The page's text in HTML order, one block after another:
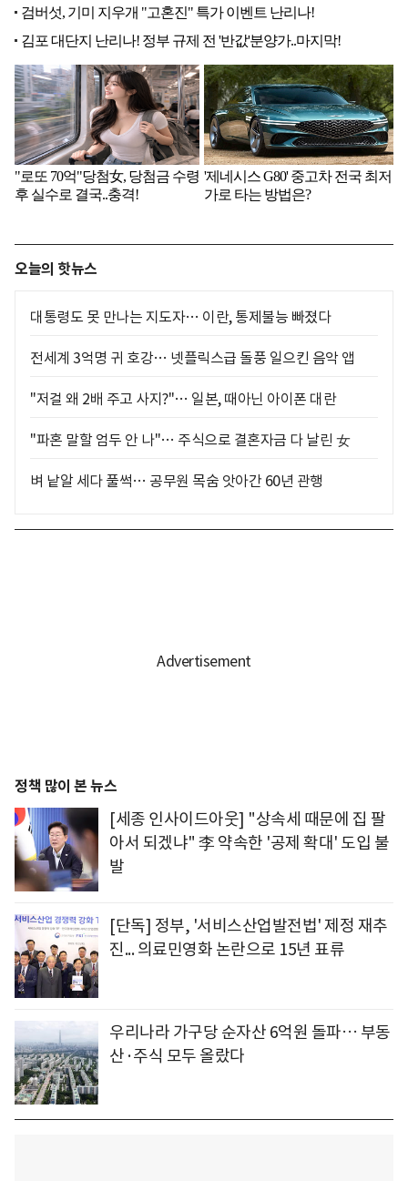
오늘의 핫뉴스
대통령도 못 만나는 지도자… 이란, 통제불능 빠졌다
전세계 3억명 귀 호강… 넷플릭스급 돌풍 일으킨 음악 앱
"저걸 왜 2배 주고 사지?"… 일본, 때아닌 아이폰 대란
"파혼 말할 엄두 안 나"… 주식으로 결혼자금 다 날린 女
벼 낱알 세다 풀썩… 공무원 목숨 앗아간 60년 관행
정책 많이 본 뉴스
[세종 인사이드아웃] "상속세 때문에 집 팔
아서 되겠냐" 李 약속한 '공제 확대' 도입 불
발
[단독] 정부, '서비스산업발전법' 제정 재추
진... 의료민영화 논란으로 15년 표류
우리나라 가구당 순자산 6억원 돌파… 부동
산·주식 모두 올랐다